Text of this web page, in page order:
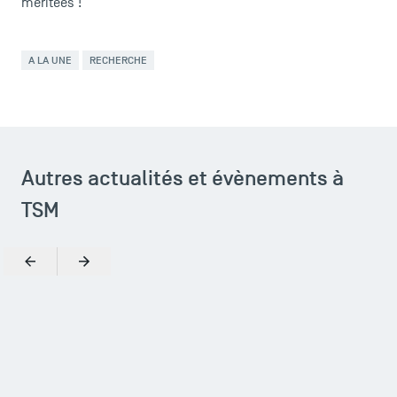
A LA UNE RECHERCHE
Autres actualités et évènements à
TSM
PrécédentSuivant